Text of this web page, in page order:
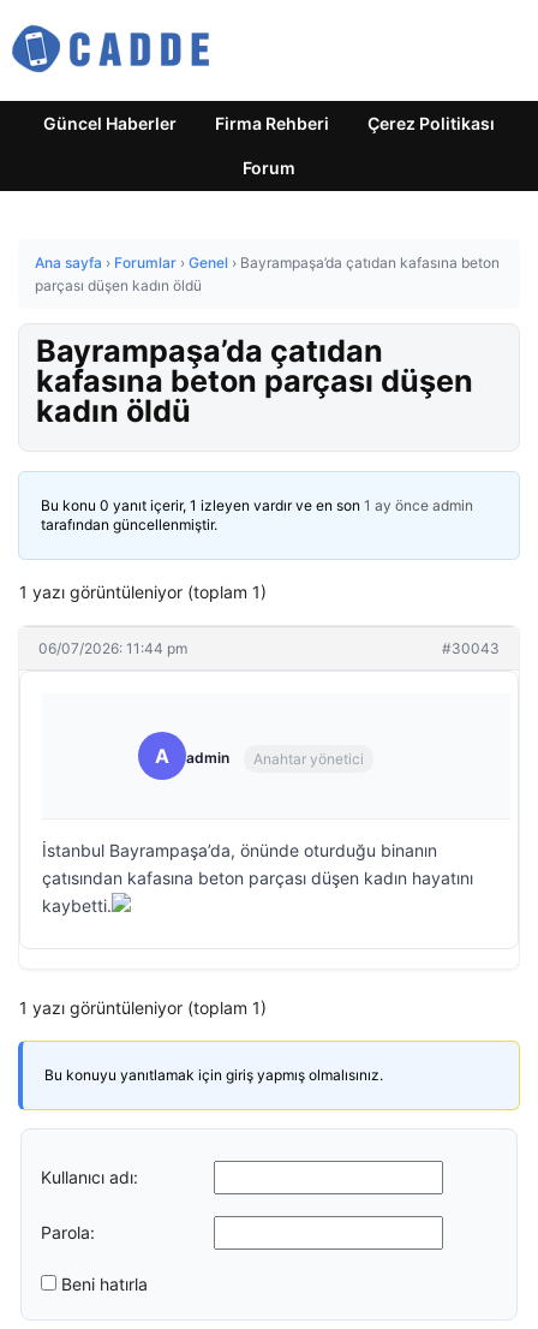
Güncel Haberler Firma Rehberi Çerez Politikası
Forum
Ana sayfa › Forumlar › Genel › Bayrampaşa’da çatıdan kafasına beton
parçası düşen kadın öldü
Bayrampaşa’da çatıdan
kafasına beton parçası düşen
kadın öldü
Bu konu 0 yanıt içerir, 1 izleyen vardır ve en son 1 ay önce admin
tarafından güncellenmiştir.
1 yazı görüntüleniyor (toplam 1)
06/07/2026: 11:44 pm #30043
A admin Anahtar yönetici
İstanbul Bayrampaşa’da, önünde oturduğu binanın
çatısından kafasına beton parçası düşen kadın hayatını
kaybetti.
1 yazı görüntüleniyor (toplam 1)
Bu konuyu yanıtlamak için giriş yapmış olmalısınız.
Kullanıcı adı:
Parola:
Beni hatırla